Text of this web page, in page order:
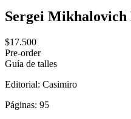
Sergei Mikhalovich
$17.500
Pre-order
Guía de talles
Editorial: Casimiro
Páginas: 95